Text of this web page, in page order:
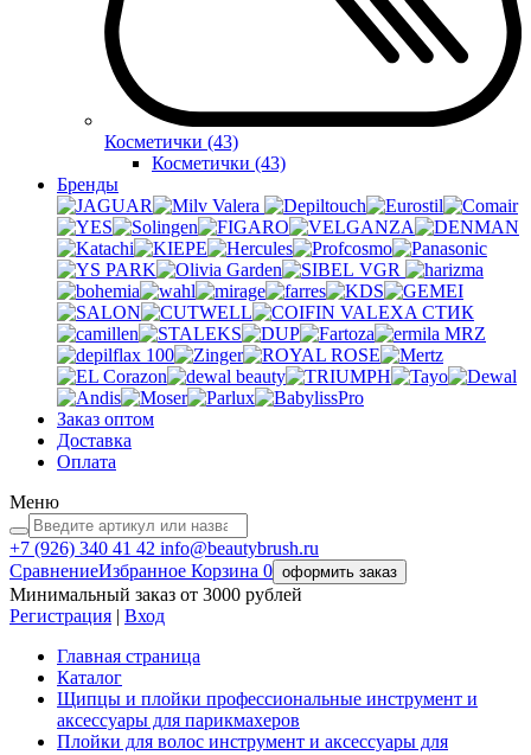
Косметички (43)
Косметички (43)
Бренды
Valera
VGR
VALEXA СТИК
MRZ
Заказ оптом
Доставка
Оплата
Меню
+7 (926) 340 41 42 info@beautybrush.ru
СравнениеИзбранное Корзина 0 оформить заказ
Минимальный заказ от 3000 рублей
Регистрация | Вход
Главная страница
Каталог
Щипцы и плойки профессиональные инструмент и
аксессуары для парикмахеров
Плойки для волос инструмент и аксессуары для